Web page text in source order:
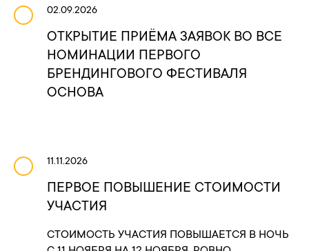
02.09.2026
ОТКРЫТИЕ ПРИЁМА ЗАЯВОК ВО ВСЕ
НОМИНАЦИИ ПЕРВОГО
БРЕНДИНГОВОГО ФЕСТИВАЛЯ
ОСНОВА
11.11.2026
ПЕРВОЕ ПОВЫШЕНИЕ СТОИМОСТИ
УЧАСТИЯ
СТОИМОСТЬ УЧАСТИЯ ПОВЫШАЕТСЯ В НОЧЬ